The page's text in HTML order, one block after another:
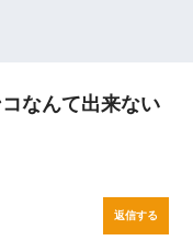
なんて出来ない
返信する